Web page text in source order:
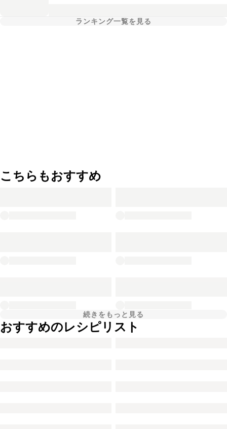
ランキング一覧を見る
こちらもおすすめ
続きをもっと見る
おすすめのレシピリスト